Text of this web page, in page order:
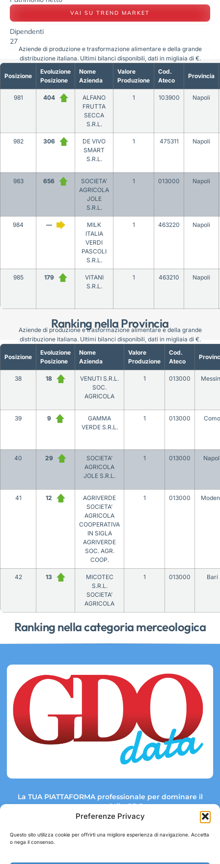
Preferenze Privacy
Questo sito utilizza cookie per offrirti una migliore esperienza di navigazione. Accetta
o nega il consenso.
VAI SU TREND MARKET
Dipendenti
27
Ranking nella Provincia
Posizione
Evoluzione
Posizione
Nome
Azienda
Valore
Produzione
Cod.
Ateco
Provincia
981 404
ALFANO
FRUTTA
SECCA
S.R.L.
1 103900 Napoli
982 306
DE VIVO
SMART
S.R.L.
1 475311 Napoli
983 656
SOCIETA’
AGRICOLA
JOLE
S.R.L.
1 013000 Napoli
984 —
MILK
ITALIA
VERDI
PASCOLI
S.R.L.
1 463220 Napoli
985 179
VITANI
S.R.L.
1 463210 Napoli
Aziende di produzione e trasformazione alimentare e della grande
distribuzione italiana. Ultimi bilanci disponibili, dati in migliaia di €.
Ranking nella categoria merceologica
Posizione
Evoluzione
Posizione
Nome
Azienda
Valore
Produzione
Cod.
Ateco
38 18
VENUTI S.R.L.
SOC.
AGRICOLA
1 013000
39 9
GAMMA
VERDE S.R.L.
1 013000 Como
40 29
SOCIETA’
AGRICOLA
JOLE S.R.L.
1 013000
41 12
AGRIVERDE
SOCIETA’
AGRICOLA
COOPERATIVA
IN SIGLA
AGRIVERDE
SOC. AGR.
COOP.
1 013000
42 13
MICOTEC
S.R.L.
SOCIETA’
AGRICOLA
1 013000 Bari
Aziende di produzione e trasformazione alimentare e della grande
distribuzione italiana. Ultimi bilanci disponibili, dati in migliaia di €.
La TUA PIATTAFORMA professionale per dominare il
mercato della GDO.
Link rapidi: